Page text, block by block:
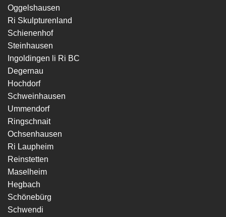
Oggelshausen
Ri Skulpturenland
Schienenhof
Steinhausen
Ingoldingen li Ri BC
Degernau
Hochdorf
Schweinhausen
Ummendorf
Ringschnait
Ochsenhausen
Ri Laupheim
Reinstetten
Maselheim
Hegbach
Schönebürg
Schwendi